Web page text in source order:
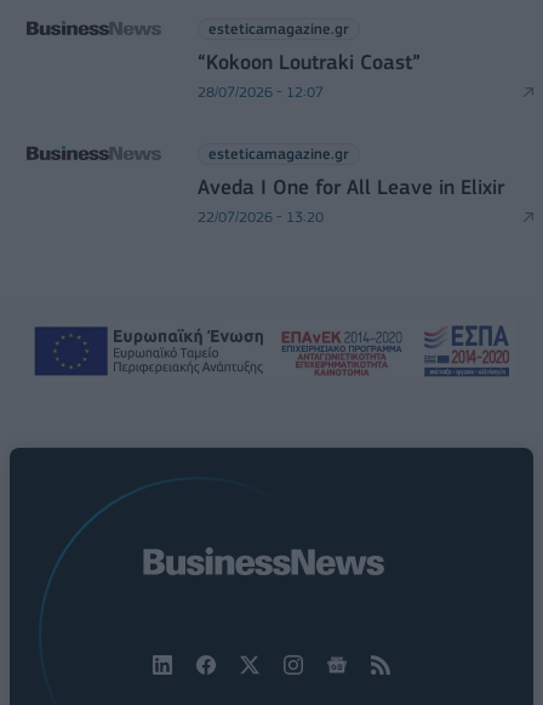
esteticamagazine.gr
“Kokoon Loutraki Coast”
28/07/2026 - 12:07
esteticamagazine.gr
Aveda I One for All Leave in Elixir
22/07/2026 - 13:20